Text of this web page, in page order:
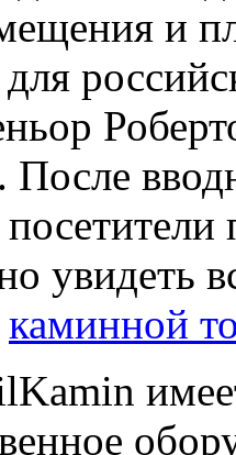
и
После
увидеть
каминной